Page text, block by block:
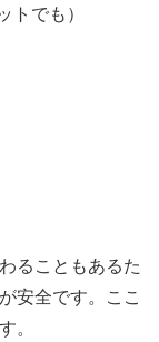
トでも）
ることもあるた
安全です。ここ
。